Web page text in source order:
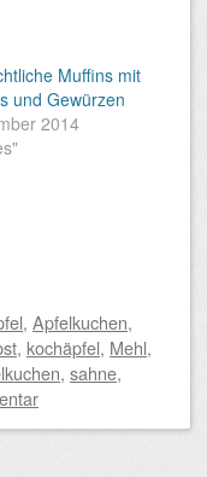
Muffins mit
und Gewürzen
2014
, Apfelkuchen,
, kochäpfel, Mehl,
, sahne,